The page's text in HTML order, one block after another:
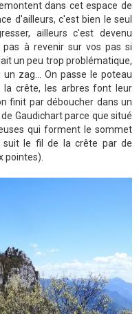
dans cet espace de
d'ailleurs, c'est bien le seul
ailleurs c'est devenu
pas à revenir sur vos pas si
un peu trop problématique,
zag... On passe le poteau
la crête, les arbres font leur
finit par déboucher dans un
Gaudichart parce que situé
qui forment le sommet
suit le fil de la crête par de
pointes).